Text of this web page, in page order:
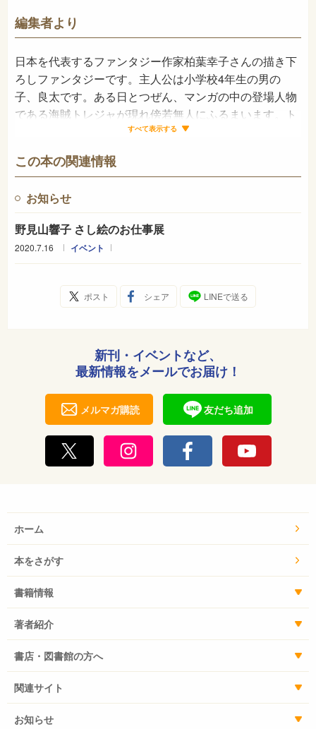
編集者より
日本を代表するファンタジー作家柏葉幸子さんの描き下
ろしファンタジーです。主人公は小学校4年生の男の
子、良太です。ある日とつぜん、マンガの中の登場人物
である海賊トレジャが現れ傍若無人にふるまいます。ト
レジャの自分勝手で乱暴な言動に困り果てる良太です
ます。自分の苦手なタイプの相手を好きになっていく過
すべて表示する
この本の関連情報
お知らせ
野見山響子 さし絵のお仕事展
2020.7.16 イベント
ポスト シェア LINEで送る
新刊・イベントなど、
最新情報をメールでお届け！
メルマガ購読 友だち追加
ホーム
本をさがす
書籍情報
著者紹介
書店・図書館の方へ
関連サイト
お知らせ